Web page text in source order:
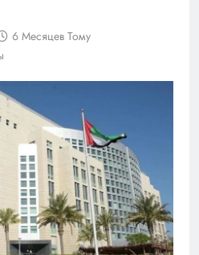
6 Месяцев Тому